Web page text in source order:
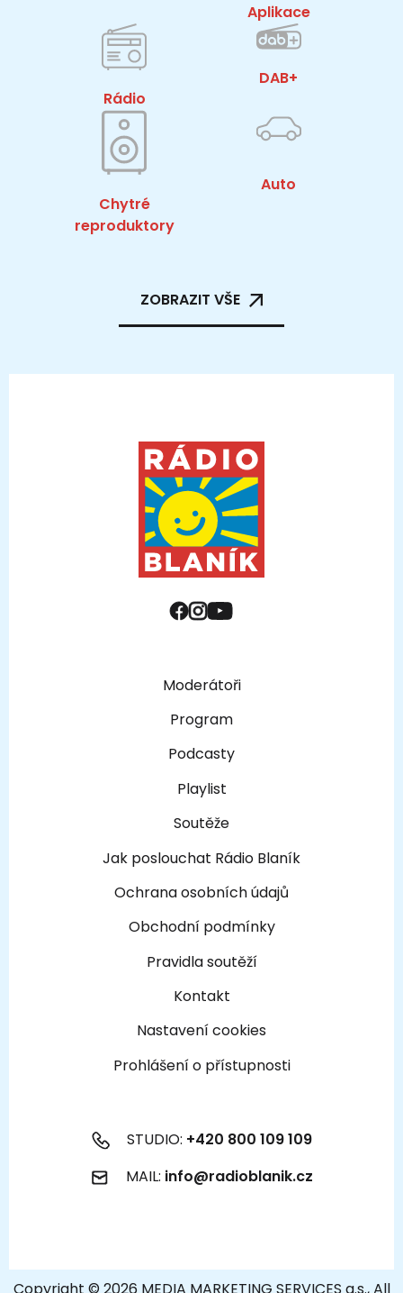
Aplikace
Rádio
DAB+
Chytré
reproduktory
Auto
ZOBRAZIT VŠE
Moderátoři
Program
Podcasty
Playlist
Soutěže
Jak poslouchat Rádio Blaník
Ochrana osobních údajů
Obchodní podmínky
Pravidla soutěží
Kontakt
Nastavení cookies
Prohlášení o přístupnosti
STUDIO: +420 800 109 109
MAIL: info@radioblanik.cz